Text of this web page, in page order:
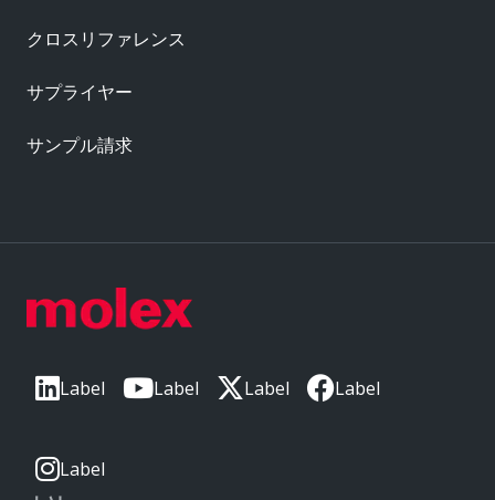
Label Label Label Label
Label
クロスリファレンス
サプライヤー
サンプル請求